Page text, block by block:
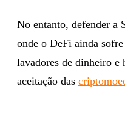
No entanto, defender a
onde o DeFi ainda
lavadores de dinheiro e
aceitação das